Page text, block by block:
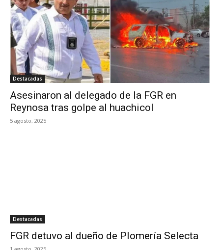
Destacadas
Asesinaron al delegado de la FGR en
Reynosa tras golpe al huachicol
5 agosto, 2025
Destacadas
FGR detuvo al dueño de Plomería Selecta